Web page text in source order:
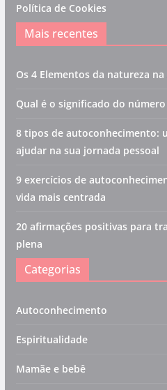
Política de Cookies
Mais recentes
Os 4 Elementos da natureza
Qual é o significado do
8 tipos de autoconhecimento:
ajudar na sua jornada pessoal
9 exercícios de
vida mais centrada
20 afirmações positivas para
plena
Categorias
Autoconhecimento
Espiritualidade
Mamãe e bebê